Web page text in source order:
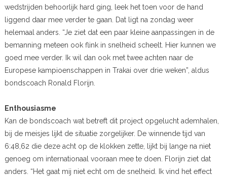
wedstrijden behoorlijk hard ging, leek het toen voor de hand
liggend daar mee verder te gaan. Dat ligt na zondag weer
helemaal anders. “Je ziet dat een paar kleine aanpassingen in de
bemanning meteen ook flink in snelheid scheelt. Hier kunnen we
goed mee verder. Ik wil dan ook met twee achten naar de
Europese kampioenschappen in Trakai over drie weken”, aldus
bondscoach Ronald Florijn.
Enthousiasme
Kan de bondscoach wat betreft dit project opgelucht ademhalen,
bij de meisjes lijkt de situatie zorgelijker. De winnende tijd van
6:48,62 die deze acht op de klokken zette, lijkt bij lange na niet
genoeg om internationaal vooraan mee te doen. Florijn ziet dat
anders. “Het gaat mij niet echt om de snelheid. Ik vind het effect